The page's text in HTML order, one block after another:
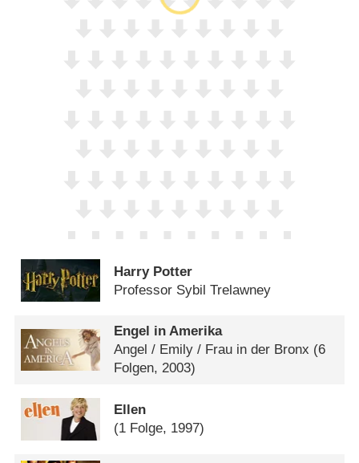
Harry Potter
Professor Sybil Trelawney
Engel in Amerika
Angel /​ Emily /​ Frau in der Bronx (6
Folgen, 2003)
Ellen
(1 Folge, 1997)